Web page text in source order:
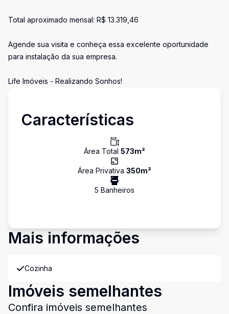
Total aproximado mensal: R$ 13.319,46
Agende sua visita e conheça essa excelente oportunidade
para instalação da sua empresa.
Life Imóveis - Realizando Sonhos!
Características
Área Total 573m²
Área Privativa 350m²
5 Banheiros
Mais informações
Cozinha
Imóveis semelhantes
Confira imóveis semelhantes